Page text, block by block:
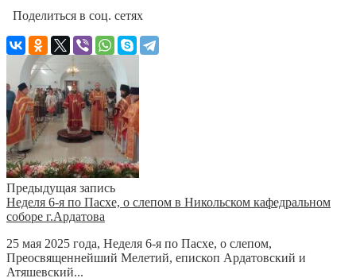
Поделиться в соц. сетях
Предыдущая запись
Неделя 6-я по Пасхе, о слепом в Никольском кафедральном
соборе г.Ардатова
25 мая 2025 года, Неделя 6-я по Пасхе, о слепом,
Преосвященнейший Мелетий, епископ Ардатовский и
Атяшевский...